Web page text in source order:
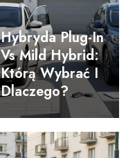
Hybryda Plug-In
Vs Mild Hybrid:
Którą Wybrać I
Dlaczego?